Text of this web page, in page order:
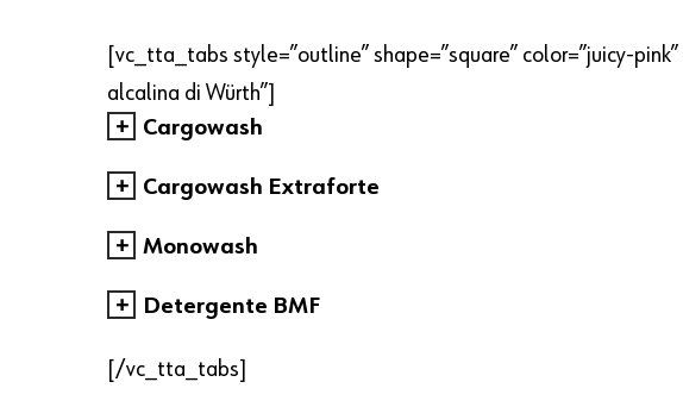
[vc_tta_tabs style=”outline” shape=”square” color=”juicy-
alcalina di Würth”]
Cargowash
Cargowash Extraforte
Monowash
Detergente BMF
[/vc_tta_tabs]